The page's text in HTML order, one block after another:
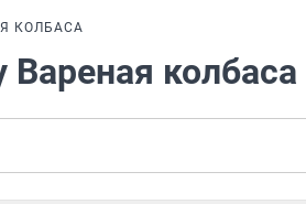
КОЛБАСА
Вареная колбаса